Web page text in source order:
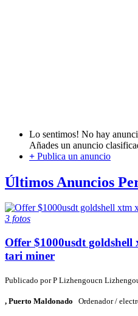
Lo sentimos! No hay
Añades un anuncio
+ Publica un anuncio
Últimos Anuncios
3 fotos
Offer $1000usdt
tari miner
Publicado porP Lizhengoucn
, Puerto Maldonado Ordenador /